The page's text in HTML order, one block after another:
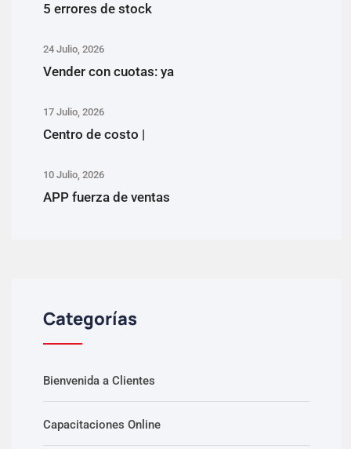
5 errores de stock
24 Julio, 2026
Vender con cuotas: ya
17 Julio, 2026
Centro de costo |
10 Julio, 2026
APP fuerza de ventas
Categorías
Bienvenida a Clientes
Capacitaciones Online